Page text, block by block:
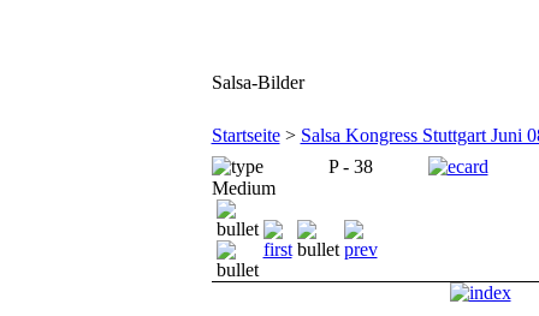
Salsa-Bilder
Startseite> Salsa Kongress Stuttgart Juni
P - 38
Medium